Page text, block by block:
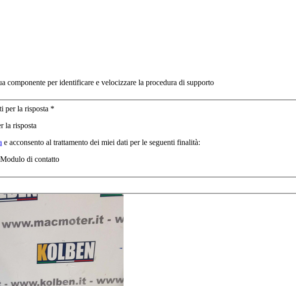
componente per identificare e velocizzare la procedura di supporto
per la risposta *
la risposta
e acconsento al trattamento dei miei dati per le seguenti finalità:
di contatto